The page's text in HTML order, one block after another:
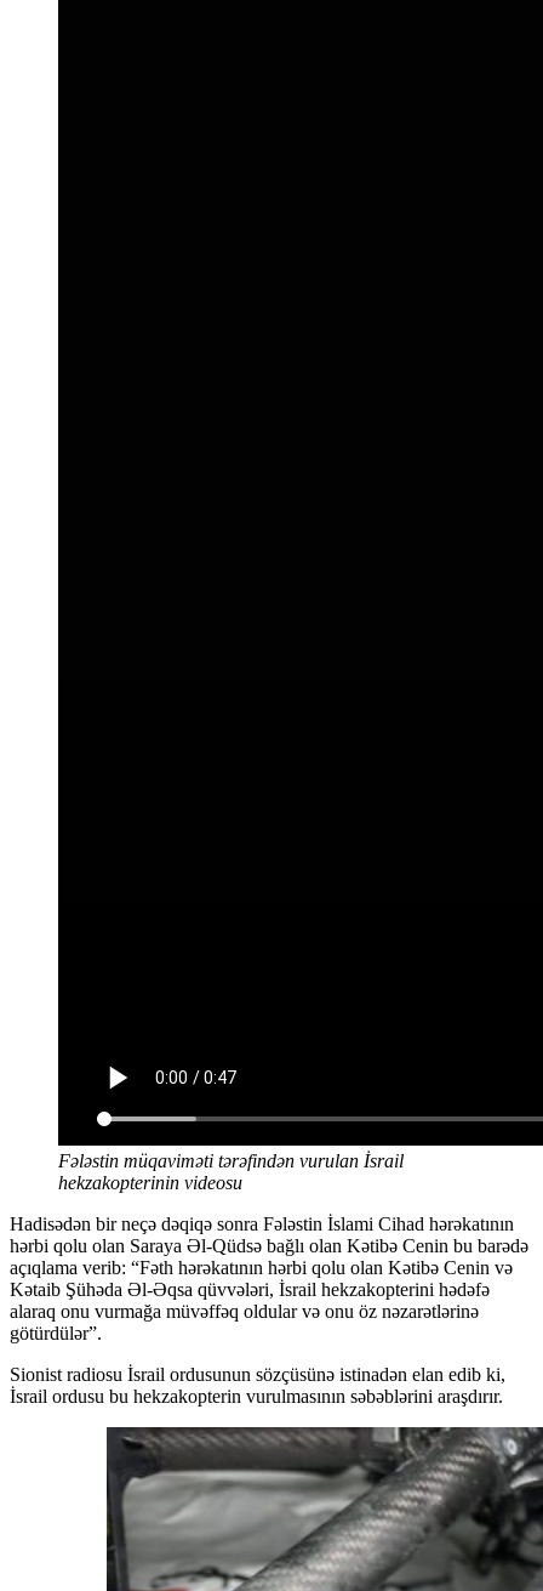
Fələstin müqaviməti tərəfindən vurulan İsrail
hekzakopterinin videosu
Hadisədən bir neçə dəqiqə sonra Fələstin İslami Cihad hərəkatının
hərbi qolu olan Saraya Əl-Qüdsə bağlı olan Kətibə Cenin bu barədə
açıqlama verib: “Fəth hərəkatının hərbi qolu olan Kətibə Cenin və
Kətaib Şühəda Əl-Əqsa qüvvələri, İsrail hekzakopterini hədəfə
alaraq onu vurmağa müvəffəq oldular və onu öz nəzarətlərinə
götürdülər”.
Sionist radiosu İsrail ordusunun sözçüsünə istinadən elan edib ki,
İsrail ordusu bu hekzakopterin vurulmasının səbəblərini araşdırır.